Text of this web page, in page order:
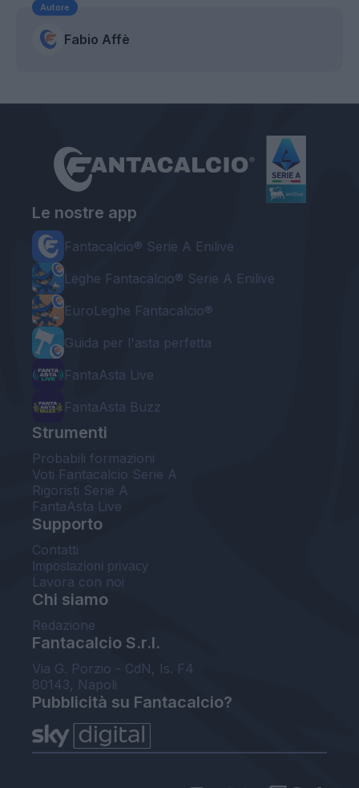
Autore
Fabio Affè
Le nostre app
Fantacalcio® Serie A Enilive
Leghe Fantacalcio® Serie A Enilive
EuroLeghe Fantacalcio®
Guida per l'asta perfetta
FantaAsta Live
FantaAsta Buzz
Strumenti
Probabili formazioni
Voti Fantacalcio Serie A
Rigoristi Serie A
FantaAsta Live
Supporto
Contatti
Impostazioni privacy
Lavora con noi
Chi siamo
Redazione
Fantacalcio S.r.l.
Via G. Porzio - CdN, Is. F4
80143, Napoli
Pubblicità su Fantacalcio?